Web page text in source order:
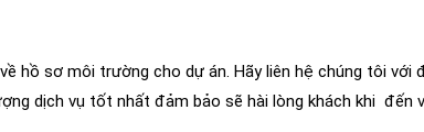
sơ môi trường cho dự án. Hãy liên hệ chúng tôi với
dịch vụ tốt nhất đảm bảo sẽ hài lòng khách khi đến